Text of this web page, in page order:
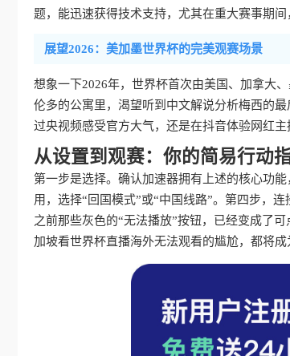
题，能迅速获得技术支持，尤其在重大赛事期间
展望2026：美加墨世界杯的完美观赛场景
想象一下2026年，世界杯首次由美国、加拿大
伦多的公寓里，渴望听到中文解说分析梅西的
过央视频感受官方大气，还是在抖音体验网红
从设置到观赛：你的简易行动
第一步是选择。确认加速器拥有上述的核心功
用，选择“回国模式”或“中国线路”。第四步，
之前那些灰色的“无法播放”按钮，已经变成了
加坡看世界杯直播海外无法观看的尴尬，都将成